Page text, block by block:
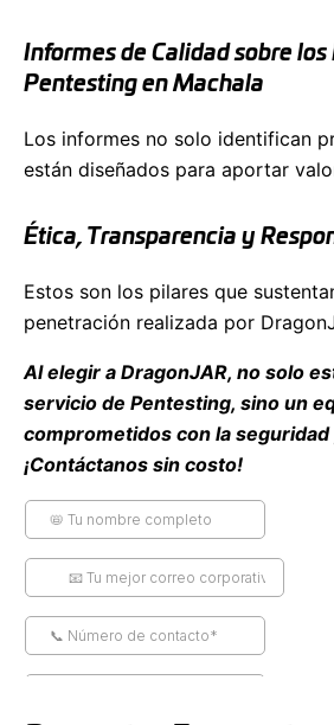
Informes de Calidad sobre
Pentesting en Machala
Los informes no solo identifican
están diseñados para aportar
Ética, Transparencia y
Estos son los pilares que
penetración realizada por
Al elegir a DragonJAR, no solo
servicio de Pentesting, sino un
comprometidos con la seguridad
¡Contáctanos sin costo!